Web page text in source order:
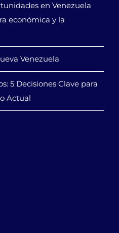
en Venezuela
económica y la
Venezuela
5 Decisiones Clave para
Actual